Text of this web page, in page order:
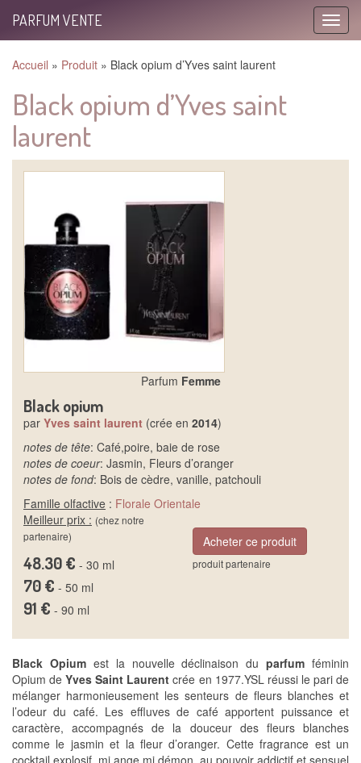
Toggle
PARFUM VENTE
Accueil » Produit » Black opium d’Yves saint laurent
Black opium d’Yves saint
laurent
Parfum Femme
Black opium
par Yves saint laurent (crée en 2014)
notes de tête: Café,poire, baie de rose
notes de coeur: Jasmin, Fleurs d’oranger
notes de fond: Bois de cèdre, vanille, patchouli
Famille olfactive : Florale Orientale
Meilleur prix : (chez notre
partenaire)
48.30 € - 30 ml
70 € - 50 ml
91 € - 90 ml
Acheter ce produit
produit partenaire
Black Opiumest la nouvelle déclinaison duparfum féminin
Opium deYves Saint Laurent crée en 1977.YSL réussi le pari de
mélanger harmonieusement les senteurs de fleurs blanches et
l’odeur du café. Les effluves de café apportent puissance et
caractère, accompagnés de la douceur des fleurs blanches
comme le jasmin et la fleur d’oranger. Cette fragrance est un
cocktail explosif, mi ange mi démon, au pouvoir addictif et sensuel